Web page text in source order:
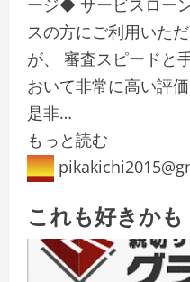
ージ◆ サービスロー
スの方にご利用いた
が、 審査スピードと
おいて非常に高い評
是非…
もっと読む
これも好きかも